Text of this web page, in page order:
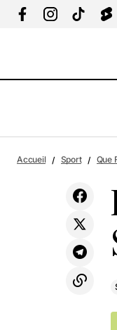
Expo : Interstellar,
Accueil Sport Que